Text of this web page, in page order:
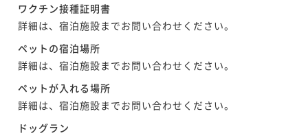
ワクチン接種証明書
詳細は、宿泊施設までお問い合わせください。
ペットの宿泊場所
詳細は、宿泊施設までお問い合わせください。
ペットが入れる場所
詳細は、宿泊施設までお問い合わせください。
ドッグラン